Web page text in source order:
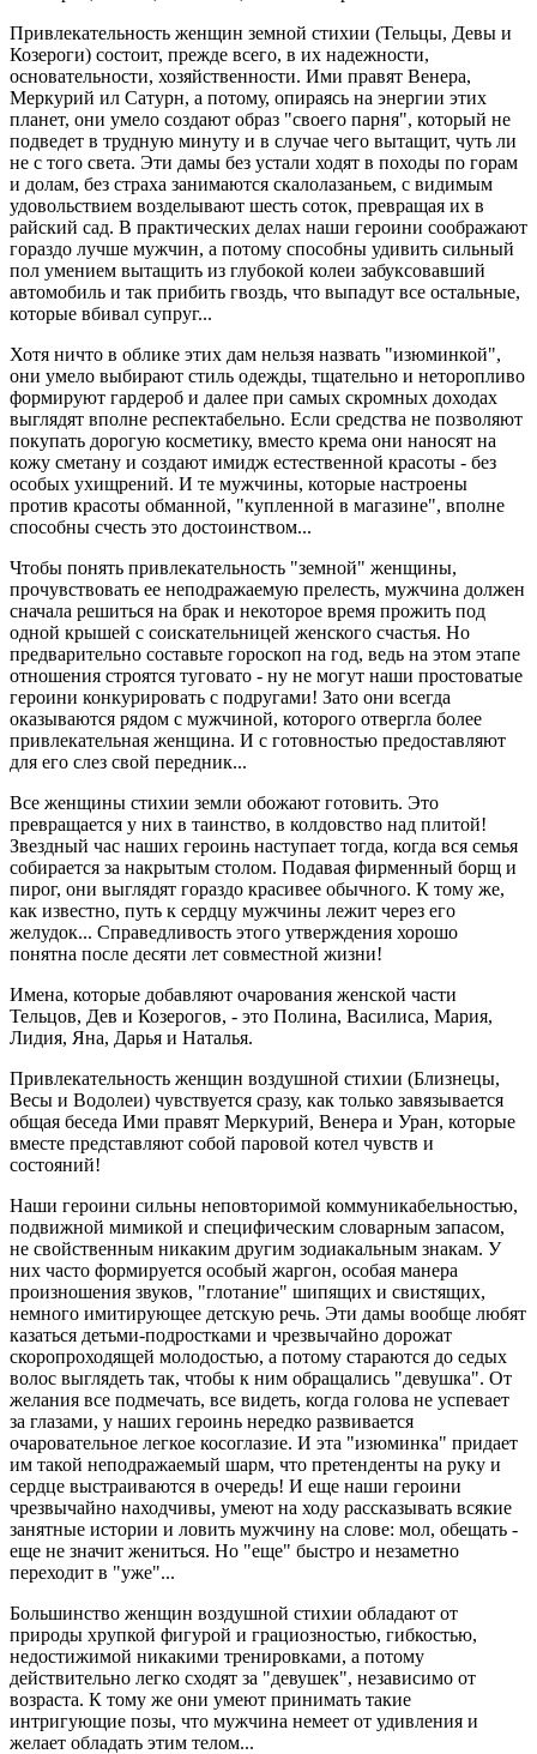
Привлекательность женщин земной стихии (Тельцы, Девы и
Козероги) состоит, прежде всего, в их надежности,
основательности, хозяйственности. Ими правят Венера,
Меркурий ил Сатурн, а потому, опираясь на энергии этих
планет, они умело создают образ "своего парня", который не
подведет в трудную минуту и в случае чего вытащит, чуть ли
не с того света. Эти дамы без устали ходят в походы по горам
и долам, без страха занимаются скалолазаньем, с видимым
удовольствием возделывают шесть соток, превращая их в
райский сад. В практических делах наши героини соображают
гораздо лучше мужчин, а потому способны удивить сильный
пол умением вытащить из глубокой колеи забуксовавший
автомобиль и так прибить гвоздь, что выпадут все остальные,
которые вбивал супруг...
Хотя ничто в облике этих дам нельзя назвать "изюминкой",
они умело выбирают стиль одежды, тщательно и неторопливо
формируют гардероб и далее при самых скромных доходах
выглядят вполне респектабельно. Если средства не позволяют
покупать дорогую косметику, вместо крема они наносят на
кожу сметану и создают имидж естественной красоты - без
особых ухищрений. И те мужчины, которые настроены
против красоты обманной, "купленной в магазине", вполне
способны счесть это достоинством...
Чтобы понять привлекательность "земной" женщины,
прочувствовать ее неподражаемую прелесть, мужчина должен
сначала решиться на брак и некоторое время прожить под
одной крышей с соискательницей женского счастья. Но
предварительно составьте гороскоп на год, ведь на этом этапе
отношения строятся туговато - ну не могут наши простоватые
героини конкурировать с подругами! Зато они всегда
оказываются рядом с мужчиной, которого отвергла более
привлекательная женщина. И с готовностью предоставляют
для его слез свой передник...
Все женщины стихии земли обожают готовить. Это
превращается у них в таинство, в колдовство над плитой!
Звездный час наших героинь наступает тогда, когда вся семья
собирается за накрытым столом. Подавая фирменный борщ и
пирог, они выглядят гораздо красивее обычного. К тому же,
как известно, путь к сердцу мужчины лежит через его
желудок... Справедливость этого утверждения хорошо
понятна после десяти лет совместной жизни!
Имена, которые добавляют очарования женской части
Тельцов, Дев и Козерогов, - это Полина, Василиса, Мария,
Лидия, Яна, Дарья и Наталья.
Привлекательность женщин воздушной стихии (Близнецы,
Весы и Водолеи) чувствуется сразу, как только завязывается
общая беседа Ими правят Меркурий, Венера и Уран, которые
вместе представляют собой паровой котел чувств и
состояний!
Наши героини сильны неповторимой коммуникабельностью,
подвижной мимикой и специфическим словарным запасом,
не свойственным никаким другим зодиакальным знакам. У
них часто формируется особый жаргон, особая манера
произношения звуков, "глотание" шипящих и свистящих,
немного имитирующее детскую речь. Эти дамы вообще любят
казаться детьми-подростками и чрезвычайно дорожат
скоропроходящей молодостью, а потому стараются до седых
волос выглядеть так, чтобы к ним обращались "девушка". От
желания все подмечать, все видеть, когда голова не успевает
за глазами, у наших героинь нередко развивается
очаровательное легкое косоглазие. И эта "изюминка" придает
им такой неподражаемый шарм, что претенденты на руку и
сердце выстраиваются в очередь! И еще наши героини
чрезвычайно находчивы, умеют на ходу рассказывать всякие
занятные истории и ловить мужчину на слове: мол, обещать -
еще не значит жениться. Но "еще" быстро и незаметно
переходит в "уже"...
Большинство женщин воздушной стихии обладают от
природы хрупкой фигурой и грациозностью, гибкостью,
недостижимой никакими тренировками, а потому
действительно легко сходят за "девушек", независимо от
возраста. К тому же они умеют принимать такие
интригующие позы, что мужчина немеет от удивления и
желает обладать этим телом...